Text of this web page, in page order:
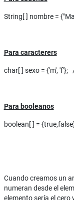
String[ ] nombre =
Para caracterers
char[ ] sexo = {'m', 'f'};
Para booleanos
boolean[ ] =
Cuando creamos un
numeran desde el
elemento sería el